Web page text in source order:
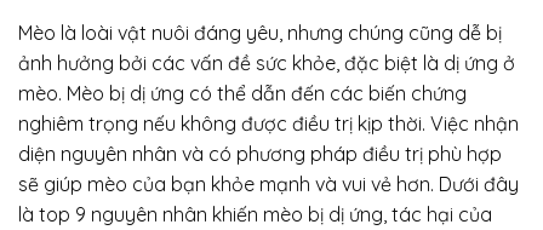
Mèo là loài vật nuôi đáng yêu, nhưng chúng cũng dễ bị
ảnh hưởng bởi các vấn đề sức khỏe, đặc biệt là dị ứng ở
mèo. Mèo bị dị ứng có thể dẫn đến các biến chứng
nghiêm trọng nếu không được điều trị kịp thời. Việc nhận
diện nguyên nhân và có phương pháp điều trị phù hợp
sẽ giúp mèo của bạn khỏe mạnh và vui vẻ hơn. Dưới đây
là top 9 nguyên nhân khiến mèo bị dị ứng, tác hại của